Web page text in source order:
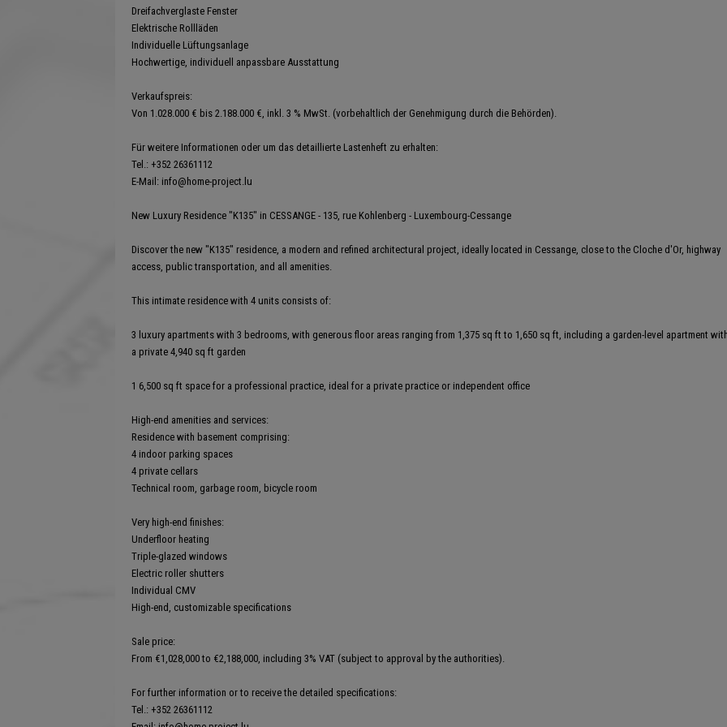
Dreifachverglaste Fenster
Elektrische Rollläden
Individuelle Lüftungsanlage
Hochwertige, individuell anpassbare Ausstattung
Verkaufspreis:
Von 1.028.000 € bis 2.188.000 €, inkl. 3 % MwSt. (vorbehaltlich der Genehmigung durch die Behörden).
Für weitere Informationen oder um das detaillierte Lastenheft zu erhalten:
Tel.: +352 26361112
E-Mail: info@home-project.lu
New Luxury Residence "K135" in CESSANGE - 135, rue Kohlenberg - Luxembourg-Cessange
Discover the new "K135" residence, a modern and refined architectural project, ideally located in Cessange, close to the Cloche d'Or, highway
access, public transportation, and all amenities.
This intimate residence with 4 units consists of:
3 luxury apartments with 3 bedrooms, with generous floor areas ranging from 1,375 sq ft to 1,650 sq ft, including a garden-level apartment
a private 4,940 sq ft garden
1 6,500 sq ft space for a professional practice, ideal for a private practice or independent office
High-end amenities and services:
Residence with basement comprising:
4 indoor parking spaces
4 private cellars
Technical room, garbage room, bicycle room
Very high-end finishes:
Underfloor heating
Triple-glazed windows
Electric roller shutters
Individual CMV
High-end, customizable specifications
Sale price:
From €1,028,000 to €2,188,000, including 3% VAT (subject to approval by the authorities).
For further information or to receive the detailed specifications:
Tel.: +352 26361112